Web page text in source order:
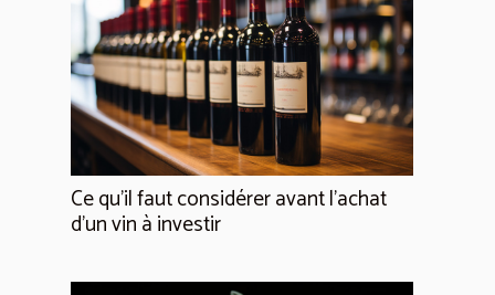
Ce qu’il faut considérer avant l’achat
d’un vin à investir